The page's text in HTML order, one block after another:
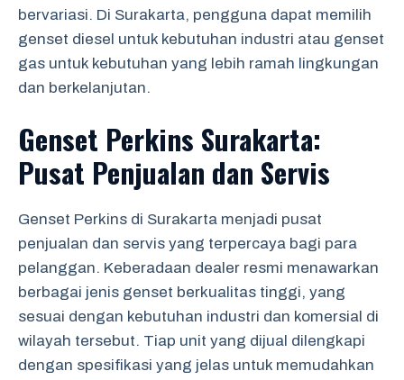
bervariasi. Di Surakarta, pengguna dapat memilih
genset diesel untuk kebutuhan industri atau genset
gas untuk kebutuhan yang lebih ramah lingkungan
dan berkelanjutan.
Genset Perkins Surakarta:
Pusat Penjualan dan Servis
Genset Perkins di Surakarta menjadi pusat
penjualan dan servis yang terpercaya bagi para
pelanggan. Keberadaan dealer resmi menawarkan
berbagai jenis genset berkualitas tinggi, yang
sesuai dengan kebutuhan industri dan komersial di
wilayah tersebut. Tiap unit yang dijual dilengkapi
dengan spesifikasi yang jelas untuk memudahkan